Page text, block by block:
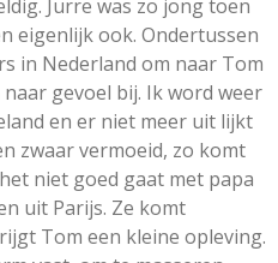
Jurre was zo jong toen
eigenlijk ook. Ondertussen
in Nederland om naar Tom
gevoel bij. Ik word weer
en er niet meer uit lijkt
zwaar vermoeid, zo komt
niet goed gaat met papa
uit Parijs. Ze komt
Tom een kleine opleving.